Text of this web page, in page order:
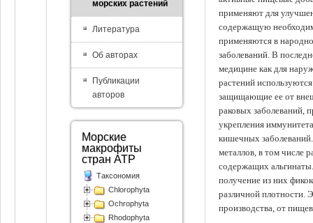
применяют для
содержащую
применяются в
заболеваний. В
медицине как для
растений
защищающие ее от
раковых заболеваний,
укрепления
кишечных
металлов, в том числе
содержащих
получение из них
различной плотности.
производства, от
морских растений
Литература
Об авторах
Публикации
авторов
Морские
макрофиты
стран АТР
Таксономия
Chlorophyta
Ochrophyta
Rhodophyta